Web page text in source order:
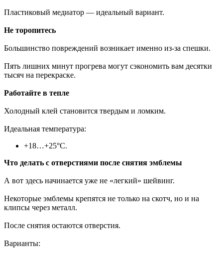
Пластиковый медиатор — идеальный вариант.
Не торопитесь
Большинство повреждений возникает именно из-за спешки.
Пять лишних минут прогрева могут сэкономить вам десятки
тысяч на перекраске.
Работайте в тепле
Холодный клей становится твердым и ломким.
Идеальная температура:
+18…+25°C.
Что делать с отверстиями после снятия эмблемы
А вот здесь начинается уже не «легкий» шейвинг.
Некоторые эмблемы крепятся не только на скотч, но и на
клипсы через металл.
После снятия остаются отверстия.
Варианты: